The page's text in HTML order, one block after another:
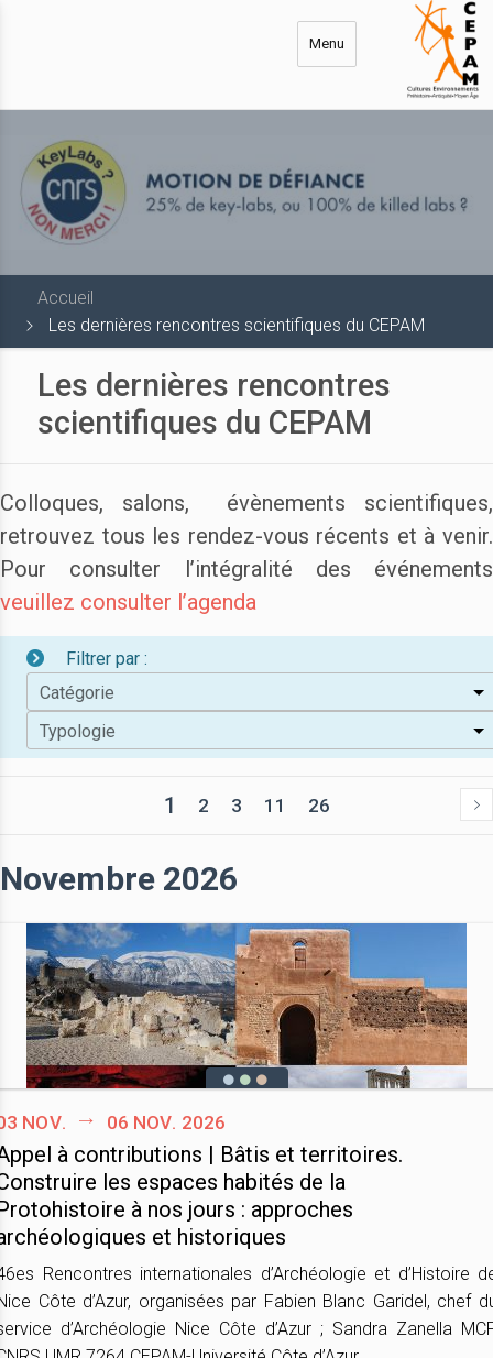
Menu
Accueil
Les dernières rencontres scientifiques du CEPAM
Les dernières rencontres
scientifiques du CEPAM
Colloques, salons, évènements scientifiques,
retrouvez tous les rendez-vous récents et à venir.
Pour consulter l’intégralité des événements
veuillez consulter l’agenda
Filtrer par :
Catégorie
Typologie
1 2 3 11 26
Novembre 2026
nov. 06 nov. 2026
à contributions | Bâtis et territoires.
les espaces habités de la
à nos jours : approches
et historiques
Rencontres internationales d’Archéologie et d’Histoire
Côte d’Azur, organisées par Fabien Blanc Garidel, chef
d’Archéologie Nice Côte d’Azur ; Sandra Zanella